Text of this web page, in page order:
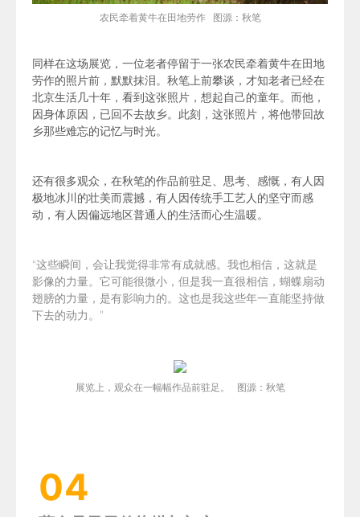
农民牵着黄牛在田地劳作 图源：秋笔
同样在这场展览，一位老者停留于一张农民牵着黄牛在田地
劳作的照片前，默默抹泪。秋笔上前攀谈，才知老者已经在
北京生活几十年，看到这张照片，想起自己的童年。而他，
因身体原因，已回不去故乡。此刻，这张照片，将他带回故
乡那些难忘的记忆与时光。
还有很多观众，在秋笔的作品前驻足、思考、感慨，有人因
极地冰川的壮美而震撼，有人因传统手工艺人的坚守而感
动，有人因偏远地区普通人的生活而心生温暖。
“这些瞬间，会让我觉得非常有成就感。我也相信，这就是
影像的力量。它可能很微小，但是我一直很相信，蝴蝶扇动
翅膀的力量，是有影响力的。这也是我这些年一直能坚持做
下去的动力。”
展览上，观众在一幅幅作品前驻足。 图源：秋笔
04